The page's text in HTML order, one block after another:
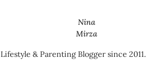
Nina
Mirza
Lifestyle & Parenting Blogger since 2011.